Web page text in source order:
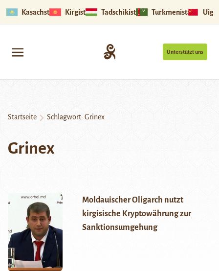
Kasachstan Kirgistan Tadschikistan Turkmenistan
Unterstützt uns
Startseite Schlagwort: Grinex
Grinex
Moldauischer Oligarch nutzt
kirgisische Kryptowährung zur
Sanktionsumgehung